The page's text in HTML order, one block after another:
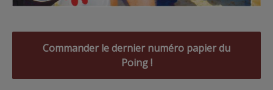
Commander le dernier numéro papier du
Poing !